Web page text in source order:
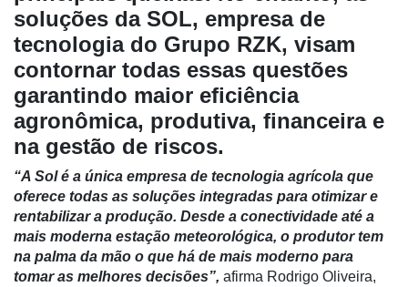
Cadastre-
se
Minha
conta
Notícias
Destaque
Mercado
soluções da SOL, empresa de
tecnologia do Grupo RZK, visam
contornar todas essas questões
garantindo maior eficiência
agronômica, produtiva, financeira e
na gestão de riscos.
“A Sol é a única empresa de tecnologia agrícola que
oferece todas as soluções integradas para otimizar e
rentabilizar a produção. Desde a conectividade até a
mais moderna estação meteorológica, o produtor tem
na palma da mão o que há de mais moderno para
tomar as melhores decisões”, afirma Rodrigo Oliveira,